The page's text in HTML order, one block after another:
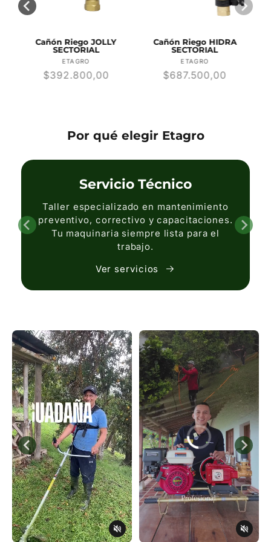
Cañón Riego JOLLY
SECTORIAL
Proveedor:
ETAGRO
Precio
$392.800,00
Cañón Riego HIDRA
SECTORIAL
Proveedor:
ETAGRO
Precio
$687.500,00
Por qué elegir Etagro
Servicio Técnico
Taller especializado en mantenimiento
preventivo, correctivo y capacitaciones.
Tu maquinaria siempre lista para el
trabajo.
Ver servicios